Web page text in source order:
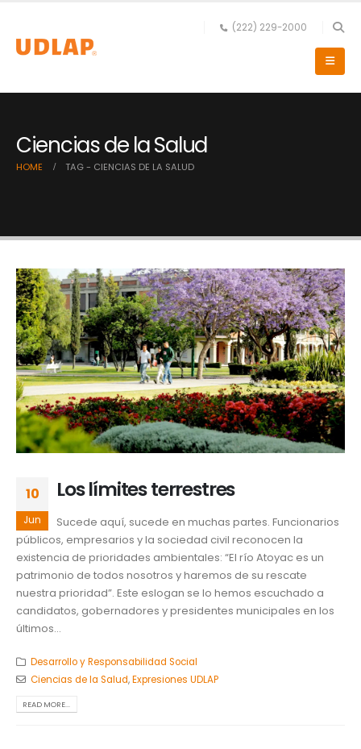
(222) 229-2000
Ciencias de la Salud
HOME TAG - CIENCIAS DE LA SALUD
10
Jun
Los límites terrestres
Sucede aquí, sucede en muchas partes. Funcionarios
públicos, empresarios y la sociedad civil reconocen la
existencia de prioridades ambientales: “El río Atoyac es un
patrimonio de todos nosotros y haremos de su rescate
nuestra prioridad”. Este eslogan se lo hemos escuchado a
candidatos, gobernadores y presidentes municipales en los
últimos...
Desarrollo y Responsabilidad Social
Ciencias de la Salud,Expresiones UDLAP
READ MORE...